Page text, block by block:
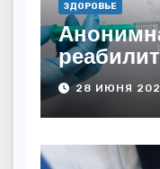
ЗДОРОВЬЕ
с 28 ИЮНЯ